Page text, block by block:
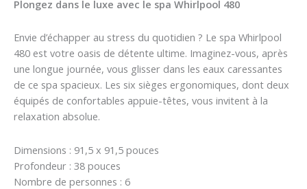
Plongez dans le luxe avec le spa Whirlpool 480
Envie d’échapper au stress du quotidien ? Le spa Whirlpool
480 est votre oasis de détente ultime. Imaginez-vous, après
une longue journée, vous glisser dans les eaux caressantes
de ce spa spacieux. Les six sièges ergonomiques, dont deux
équipés de confortables appuie-têtes, vous invitent à la
relaxation absolue.
Dimensions : 91,5 x 91,5 pouces
Profondeur : 38 pouces
Nombre de personnes : 6